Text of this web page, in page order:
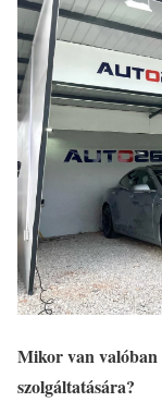
Mikor van valóban
szolgáltatására?